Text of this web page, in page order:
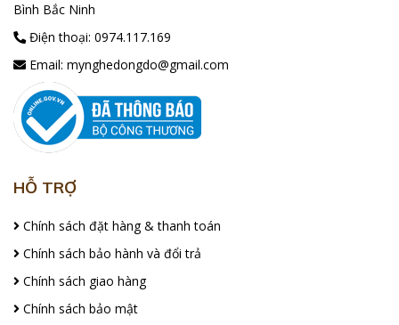
Bình Bắc Ninh
Điện thoại: 0974.117.169
Email: mynghedongdo@gmail.com
HỖ TRỢ
Chính sách đặt hàng & thanh toán
Chính sách bảo hành và đổi trả
Chính sách giao hàng
Chính sách bảo mật